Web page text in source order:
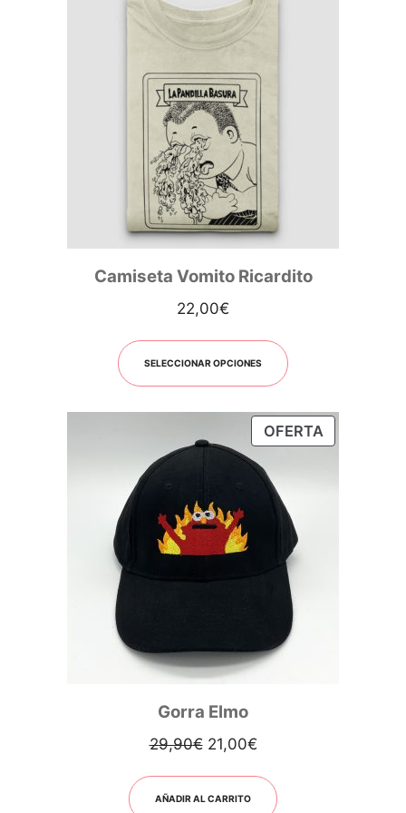
Camiseta Vomito Ricardito
22,00€
SELECCIONAR OPCIONES
OFERTA
EN
Gorra Elmo
29,90€ El
21,00€El
actual
AÑADIR AL CARRITO